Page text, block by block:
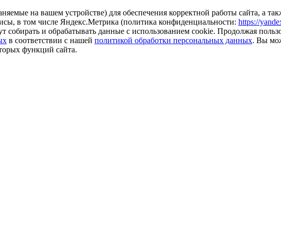
на вашем устройстве) для обеспечения корректной работы сайта, а
в том числе Яндекс.Метрика (политика конфиденциальности: https://
собирать и обрабатывать данные с использованием cookie. Продолжая
в соответствии с нашей политикой обработки персональных данных. Вы
функций сайта.